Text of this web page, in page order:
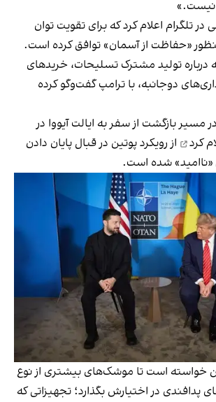
نیست.»
در تلگرام اعلام کرد که برای تقویت توان
«حفاظت از آسمان» توافق کرده است.
تولید مشترک تسلیحات، خریدهای
دوجانبه، با ترامپ گفت‌وگو کرده
ماه در مسیر بازگشت از سفر به ایالت آیووا در
کرد
از رویکرد پوتین در قبال پایان دادن
«ناامید» شده است.
خواسته است تا موشک‌های بیشتری از نوع
پدافندی در اختیارش بگذارد؛ تجهیزاتی که